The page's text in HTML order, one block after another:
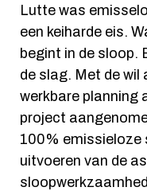
Lutte was
een keiharde eis.
begint in de sloop.
de slag. Met de wil
werkbare planning
project
100% emissieloze
uitvoeren van de